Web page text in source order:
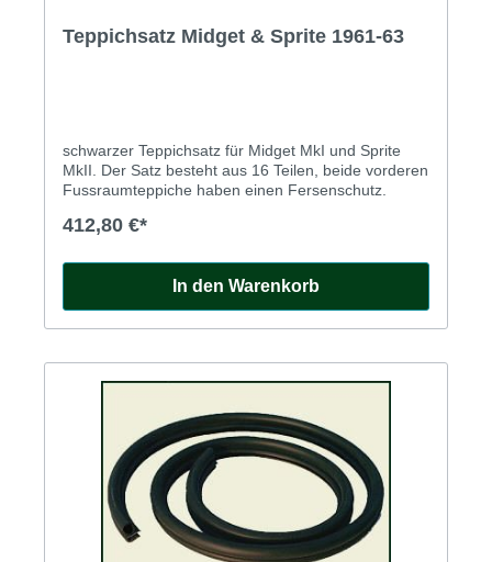
Teppichsatz Midget & Sprite 1961-63
schwarzer Teppichsatz für Midget MkI und Sprite
MkII. Der Satz besteht aus 16 Teilen, beide vorderen
Fussraumteppiche haben einen Fersenschutz.
412,80 €*
In den Warenkorb